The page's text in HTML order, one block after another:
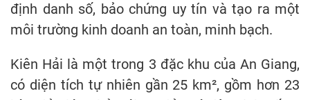
định danh số, bảo chứng uy tín và tạo ra một
môi trường kinh doanh an toàn, minh bạch.
Kiên Hải là một trong 3 đặc khu của An Giang,
có diện tích tự nhiên gần 25 km², gồm hơn 23